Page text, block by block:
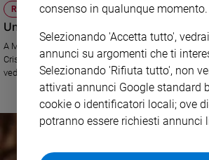
RICONOSCIMENTI
Un premio importante per Famiglia
A Maria Elefante il "Natale Ucsi" per un articolo
Cristana lo scorso gennaio e dedicato alla
vede il figlio ridotto in fin di vita dai bulli del
tende la mano per offrire una possibilità di riscatto
consenso in qualunque momento.
Selezionando 'Accetta tutto',
annunci su argomenti che ti
Selezionando 'Rifiuta tutto', non
attivati annunci Google standard
cookie o identificatori locali; ove
potranno essere richiesti annunci